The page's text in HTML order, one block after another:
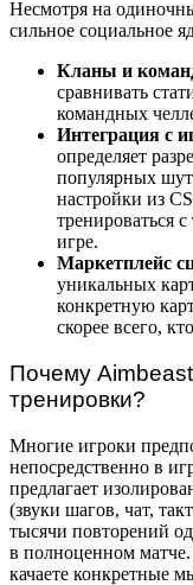
Несмотря на
сильное социальное
Кланы и
сравнивать
командных
Интеграция с
определяет
популярных
настройки из
тренироваться
игре.
Маркетплейс
уникальных
конкретную
скорее всего,
Почему
тренировки?
Многие игроки
непосредственно в
предлагает
(звуки шагов, чат,
тысячи повторений
в полноценном
качаете конкретные